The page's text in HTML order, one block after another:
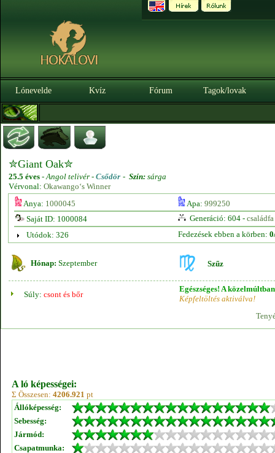
Lónevelde Kvíz Fórum Tagok/lovak
✮Giant Oak✮
25.5 éves -Angol telivér - Csődör - Szín: sárga
Vérvonal: Okawango‘s Winner
Anya: 1000045 Apa: 999250
Saját ID: 1000084
Generáció: 604 - családfa
Utódok: 326
Fedezések ebben a körben:
Hónap: Szeptember Szűz
Súly: csont és bőr
Egészséges! A
Képfeltöltés aktiválva!
A ló képességei:
Σ Összesen: 4206.921 pt
Állóképesség:
Sebesség:
Jármód:
Csapatmunka: